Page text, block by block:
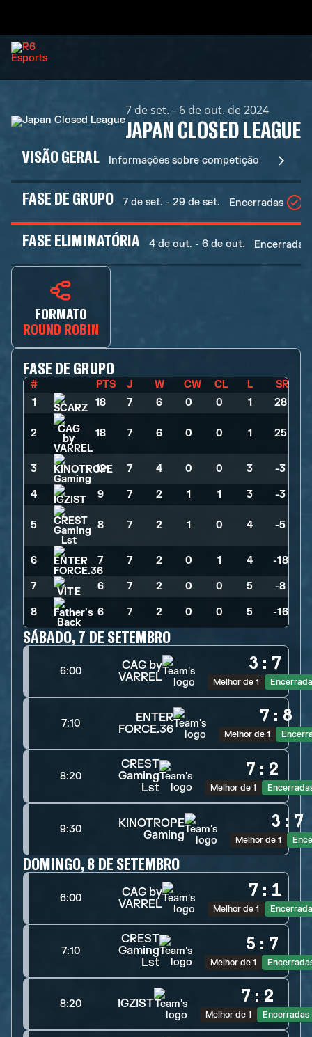
7 de set. – 6 de out. de 2024
JAPAN CLOSED LEAGUE
VISÃO GERAL Informações sobre competição
FASE DE GRUPO 7 de set. - 29 de set. Encerradas
FASE ELIMINATÓRIA 4 de out. - 6 de out. Encerradas
FORMATO
ROUND ROBIN
FASE DE GRUPO
# PTS J W CW CL L
SR
1
18 7 6 0 0 1 28
2 18 7 6 0 0 1 25
3 12 > 7 4 0 0 3 -3
4 9 7 2 1 1 3 -3
5 8 7 2 1 0 4 -5
6 7 7 2 0 1 4 -18
7 6 7 2 0 0 5 -8
8 6 7 2 0 0 5 -16
SÁBADO, 7 DE SETEMBRO
6:00
CAG by
VARREL
3 : 7
Melhor de 1
7:10
ENTER
FORCE.36
7 : 8
Melhor de 1
8:20
CREST
Gaming
Lst
7 : 2
Melhor de 1
9:30
KINOTROPE
Gaming
3 : 7
Melhor de 1
DOMINGO, 8 DE SETEMBRO
6:00
CAG by
VARREL
7 : 1
Melhor de 1
7:10
CREST
Gaming
Lst
5 : 7
Melhor de 1
8:20 IGZIST 7 : 2
Melhor de 1 Encerradas